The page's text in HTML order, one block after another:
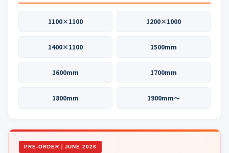
1100×1100 1200×1000
1400×1100 1500mm
1600mm 1700mm
1800mm 1900mm〜
PRE-ORDER｜JUNE 2026